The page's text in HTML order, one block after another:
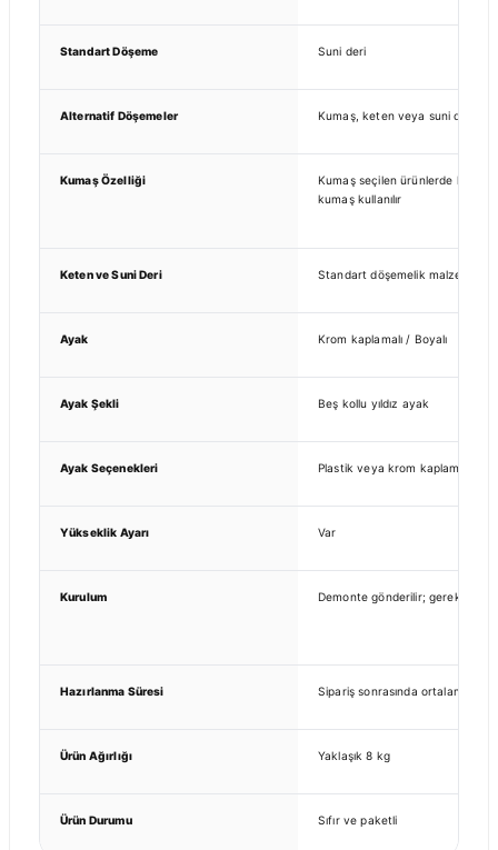
Standart Döşeme Suni deri
Alternatif Döşemeler Kumaş, keten veya suni deri
Kumaş Özelliği
Kumaş seçilen ürünlerde leke
kumaş kullanılır
Keten ve Suni Deri Standart döşemelik malzeme
Ayak Krom kaplamalı / Boyalı
Ayak Şekli Beş kollu yıldız ayak
Ayak Seçenekleri Plastik veya krom kaplama
Yükseklik Ayarı Var
Kurulum Demonte gönderilir; gerekli
Hazırlanma Süresi Sipariş sonrasında ortalama
Ürün Ağırlığı Yaklaşık 8 kg
Ürün Durumu Sıfır ve paketli